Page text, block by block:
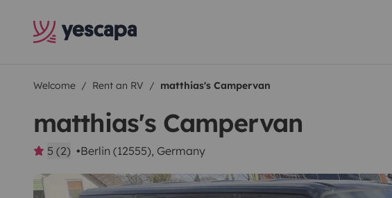
Welcome Rent an RV matthias's Campervan
matthias's Campervan
5 (2) Berlin (12555), Germany